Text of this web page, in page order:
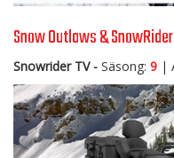
Snow Outlaws &
Snowrider TV - Säsong: 9 |